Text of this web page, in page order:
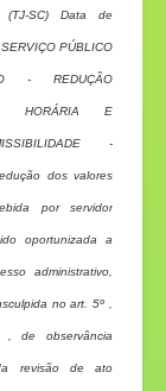
(TJ-SC) Data de
PÚBLICO
- REDUÇÃO
HORÁRIA E
-
dos valores
por servidor
oportunizada a
administrativo,
no art. 5º ,
, de observância
revisão de ato